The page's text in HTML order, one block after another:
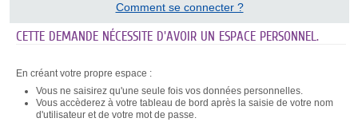
Comment se connecter ?
CETTE DEMANDE NÉCESSITE D'AVOIR UN ESPACE PERSONNEL.
En créant votre propre espace :
Vous ne saisirez qu'une seule fois vos données personnelles.
Vous accèderez à votre tableau de bord après la saisie de votre nom
d'utilisateur et de votre mot de passe.